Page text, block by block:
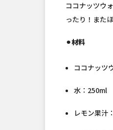
ココナッツウ
ったり！また
⚫︎材料
ココナッツ
水：250ml
レモン果汁